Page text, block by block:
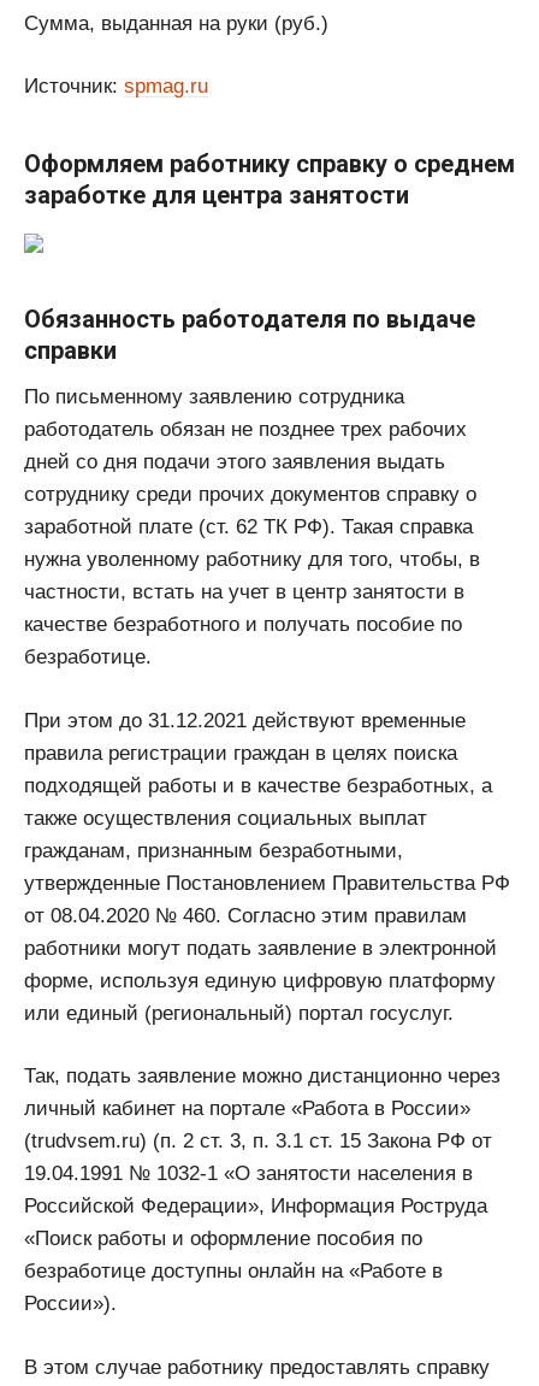
Сумма, выданная на руки (руб.)
Источник: spmag.ru
Оформляем работнику справку о среднем
заработке для центра занятости
Обязанность работодателя по выдаче
справки
По письменному заявлению сотрудника
работодатель обязан не позднее трех рабочих
дней со дня подачи этого заявления выдать
сотруднику среди прочих документов справку о
заработной плате (ст. 62 ТК РФ). Такая справка
нужна уволенному работнику для того, чтобы, в
частности, встать на учет в центр занятости в
качестве безработного и получать пособие по
безработице.
При этом до 31.12.2021 действуют временные
правила регистрации граждан в целях поиска
подходящей работы и в качестве безработных, а
также осуществления социальных выплат
гражданам, признанным безработными,
утвержденные Постановлением Правительства РФ
от 08.04.2020 № 460. Согласно этим правилам
работники могут подать заявление в электронной
форме, используя единую цифровую платформу
или единый (региональный) портал госуслуг.
Так, подать заявление можно дистанционно через
личный кабинет на портале «Работа в России»
(trudvsem.ru) (п. 2 ст. 3, п. 3.1 ст. 15 Закона РФ от
19.04.1991 № 1032-1 «О занятости населения в
Российской Федерации», Информация Роструда
«Поиск работы и оформление пособия по
безработице доступны онлайн на «Работе в
России»).
В этом случае работнику предоставлять справку